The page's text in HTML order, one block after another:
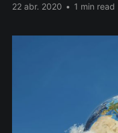
22 abr. 2020 • 1 min read